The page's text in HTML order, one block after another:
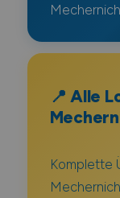
📍 Alle
Komplette